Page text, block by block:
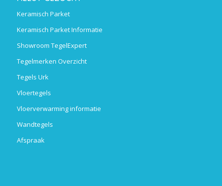
Keramisch Parket
Keramisch Parket Informatie
Showroom TegelExpert
Tegelmerken Overzicht
Tegels Urk
Vloertegels
Vloerverwarming informatie
Wandtegels
Afspraak